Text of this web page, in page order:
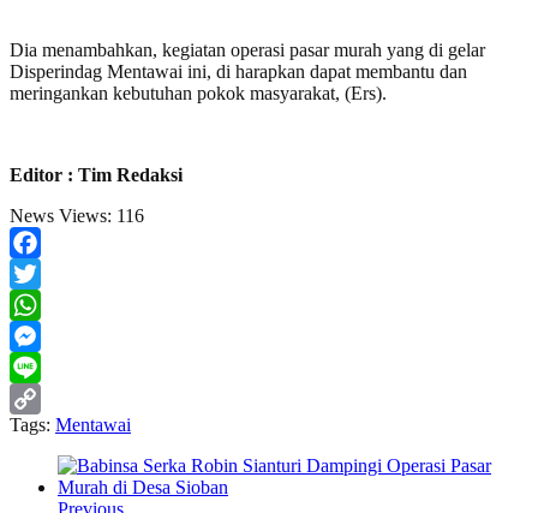
Dia menambahkan, kegiatan operasi pasar murah yang di gelar
Disperindag Mentawai ini, di harapkan dapat membantu dan
meringankan kebutuhan pokok masyarakat, (Ers).
Editor : Tim Redaksi
News Views: 116
Facebook
Twitter
WhatsApp
Messenger
Line
Copy
Tags: Mentawai
Previous